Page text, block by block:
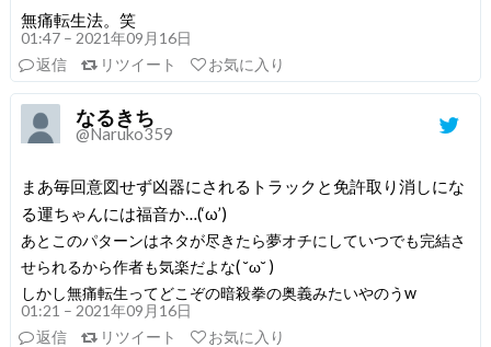
無痛転生法。笑
01:47 – 2021年09月16日
返信
リツイート お気に入り
なるきち
@Naruko359
まあ毎回意図せず凶器にされるトラックと免許取り消しにな
る運ちゃんには福音か…(‘ω’)
あとこのパターンはネタが尽きたら夢オチにしていつでも完結さ
せられるから作者も気楽だよな( ˘ω˘ )
しかし無痛転生ってどこぞの暗殺拳の奥義みたいやのうw
01:21 – 2021年09月16日
返信
リツイート お気に入り